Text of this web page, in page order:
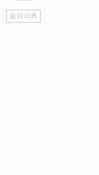
go
top
返回词典